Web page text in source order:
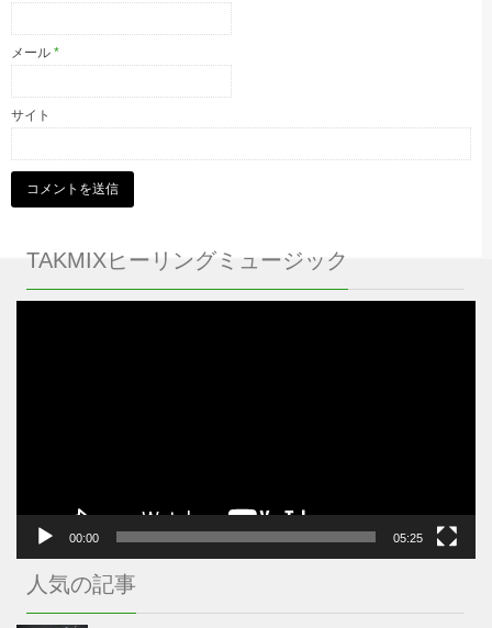
メール *
サイト
TAKMIXヒーリングミュージック
00:00 05:25
人気の記事